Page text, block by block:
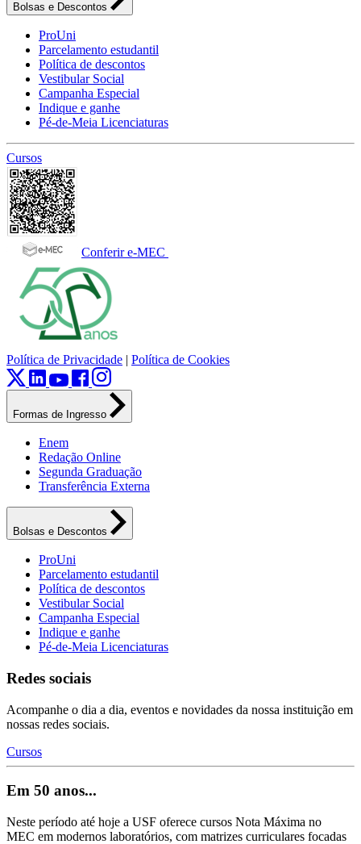
Bolsas e Descontos
ProUni
Parcelamento estudantil
Política de descontos
Vestibular Social
Campanha Especial
Indique e ganhe
Pé-de-Meia Licenciaturas
Cursos
Conferir e-MEC
Política de Privacidade | Política de Cookies
Formas de Ingresso
Enem
Redação Online
Segunda Graduação
Transferência Externa
Bolsas e Descontos
ProUni
Parcelamento estudantil
Política de descontos
Vestibular Social
Campanha Especial
Indique e ganhe
Pé-de-Meia Licenciaturas
Redes sociais
Acompanhe o dia a dia, eventos e novidades da nossa instituição em
nossas redes sociais.
Cursos
Em 50 anos...
Neste período até hoje a USF oferece cursos Nota Máxima no
MEC em modernos laboratórios, com matrizes curriculares focadas